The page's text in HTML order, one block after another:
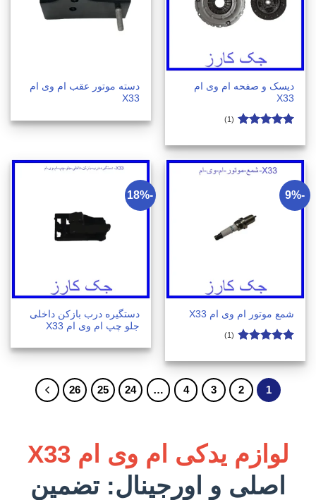
دیسک و صفحه ام وی ام
X33
5
(1)
دسته موتور عقب ام وی ام
X33
-9%
شمع موتور ام وی ام X33
از 5
(1)
-18%
دستگیره درب بازکن داخلی
جلو چپ ام وی ام X33
1
2
3
4
…
24
25
26
لوازم یدکی ام وی ام X33
اصلی و اورجینال: تضمین